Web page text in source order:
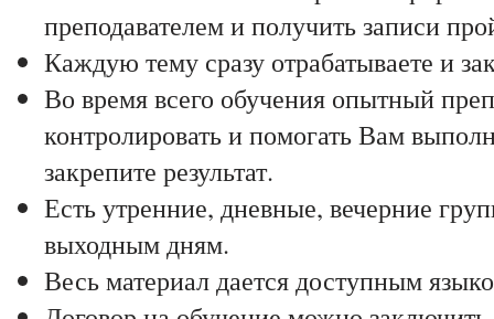
преподавателем и получить записи
Каждую тему сразу отрабатываете и
Во время всего обучения опытный
контролировать и помогать Вам
закрепите результат.
Есть утренние, дневные, вечерние
выходным дням.
Весь материал дается доступным